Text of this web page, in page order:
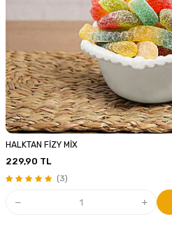
HALKTAN FİZY MİX
229,90 TL
(3)